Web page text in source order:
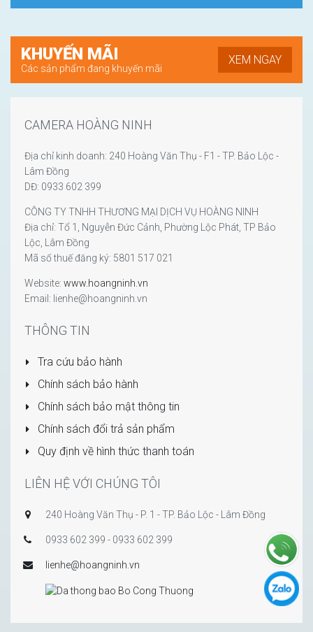
KHUYẾN MÃI
Các sản phẩm đang khuyến mãi
XEM NGAY
CAMERA HOÀNG NINH
Địa chỉ kinh doanh: 240 Hoàng Văn Thụ - F1 - TP. Bảo Lộc -
Lâm Đồng
DĐ: 0933 602 399
CÔNG TY TNHH THƯƠNG MẠI DỊCH VỤ HOÀNG NINH
Địa chỉ: Tổ 1, Nguyễn Đức Cảnh, Phường Lộc Phát, TP Bảo
Lộc, Lâm Đồng
Mã số thuế đăng ký: 5801 517 021
Website: www.hoangninh.vn
Email: lienhe@hoangninh.vn
THÔNG TIN
Tra cứu bảo hành
Chính sách bảo hành
Chính sách bảo mật thông tin
Chính sách đổi trả sản phẩm
Quy định về hình thức thanh toán
LIÊN HỆ VỚI CHÚNG TÔI
240 Hoàng Văn Thụ - P. 1 - TP. Bảo Lộc - Lâm Đồng
0933 602 399 - 0933 602 399
lienhe@hoangninh.vn